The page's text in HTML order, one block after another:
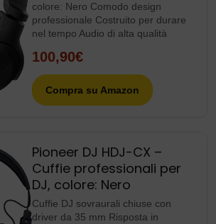
colore: Nero Comodo design
professionale Costruito per durare
nel tempo Audio di alta qualità
100,90€
Compra su Amazon
Pioneer DJ HDJ-CX –
Cuffie professionali per
DJ, colore: Nero
Cuffie DJ sovraurali chiuse con
driver da 35 mm Risposta in